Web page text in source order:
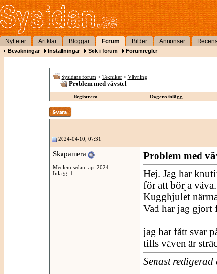
Nyheter Artiklar Bloggar Forum Bilder Annonser
Bevakningar Inställningar Sök i forum Forumregler
Sysidans forum > Tekniker > Vävning
Problem med vävstol
Registrera Dagens inlägg
2024-04-10, 07:31
Skapamera
Medlem sedan: apr 2024
Inlägg: 1
Problem med
Hej. Jag har
för att börja väva.
Kugghjulet
Vad har jag gjort
jag har fått svar
tills väven är
Senast